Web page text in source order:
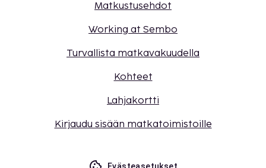
Matkustusehdot
Working at Sembo
Turvallista matkavakuudella
Kohteet
Lahjakortti
Kirjaudu sisään matkatoimistoille